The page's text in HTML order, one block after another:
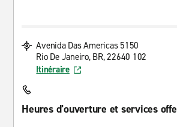
Avenida Das Americas 5150
Rio De Janeiro, BR, 22640 102
Itinéraire
Heures d’ouverture et services